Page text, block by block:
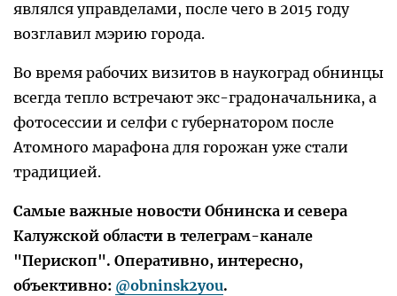
являлся управделами, после чего в 2015 году
возглавил мэрию города.
Во время рабочих визитов в наукоград обнинцы
всегда тепло встречают экс-градоначальника, а
фотосессии и селфи с губернатором после
Атомного марафона для горожан уже стали
традицией.
Самые важные новости Обнинска и севера
Калужской области в телеграм-канале
"Перископ". Оперативно, интересно,
объективно: @obninsk2you.